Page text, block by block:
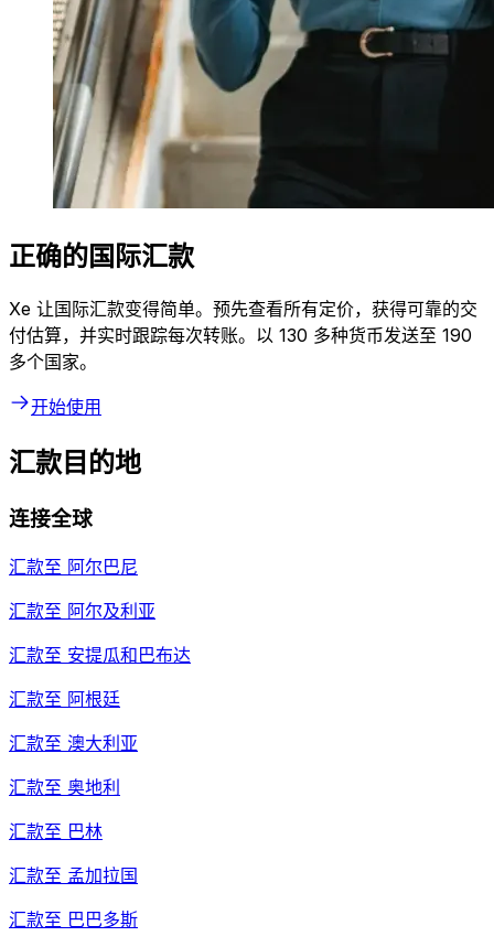
正确的国际汇款
Xe 让国际汇款变得简单。预先查看所有定价，获得可靠的交
付估算，并实时跟踪每次转账。以 130 多种货币发送至 190
多个国家。
开始使用
汇款目的地
连接全球
汇款至 阿尔巴尼
汇款至 阿尔及利亚
汇款至 安提瓜和巴布达
汇款至 阿根廷
汇款至 澳大利亚
汇款至 奥地利
汇款至 巴林
汇款至 孟加拉国
汇款至 巴巴多斯